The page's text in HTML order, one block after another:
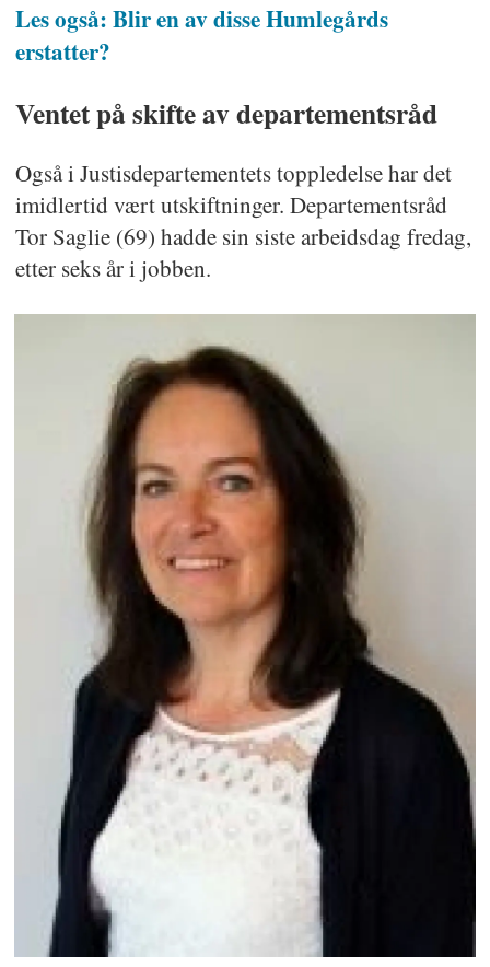
Les også: Blir en av disse Humlegårds
erstatter?
Ventet på skifte av departementsråd
Også i Justisdepartementets toppledelse har det
imidlertid vært utskiftninger. Departementsråd
Tor Saglie (69) hadde sin siste arbeidsdag fredag,
etter seks år i jobben.